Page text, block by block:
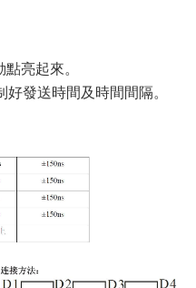
亮起來。
發送時間及時間間隔。